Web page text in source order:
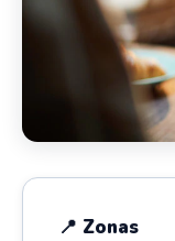
📍 Zonas